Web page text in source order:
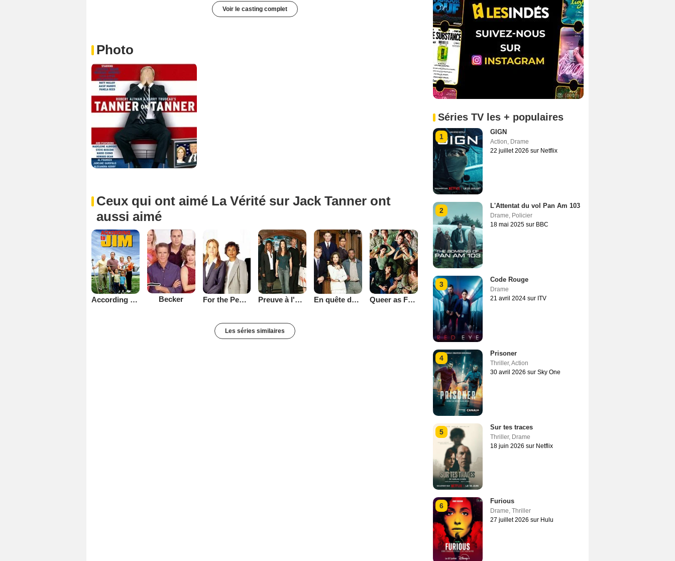
Voir le casting complet
Photo
Ceux qui ont aimé La Vérité sur Jack Tanner ont
aussi aimé
According to Jim Becker For the People (2002) Preuve à l'appui En quête de justice Queer as Folk (2000)
Les séries similaires
Séries TV les + populaires
1
GIGN
Action, Drame
22 juillet 2026 sur Netflix
2
L'Attentat du vol Pan Am 103
Drame, Policier
18 mai 2025 sur BBC
3
Code Rouge
Drame
21 avril 2024 sur ITV
4
Prisoner
Thriller,Action
30 avril 2026 sur Sky One
5
Sur tes traces
Thriller, Drame
18 juin 2026 sur Netflix
6
Furious
Drame, Thriller
27 juillet 2026 sur Hulu